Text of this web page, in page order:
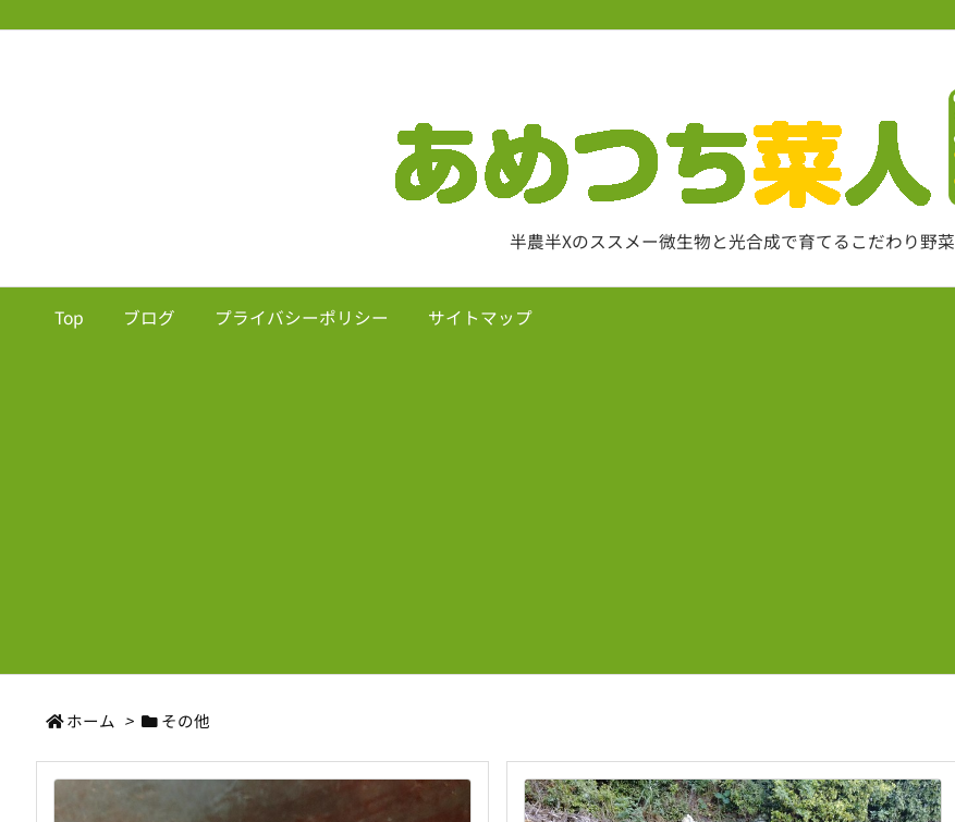
半農半Xのススメー微生物と光合成で育てるこだわり野菜
Top ブログ プライバシーポリシー サイトマップ
ホーム > その他